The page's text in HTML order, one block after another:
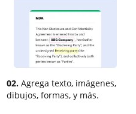
02. Agrega texto, imágenes,
dibujos, formas, y más.